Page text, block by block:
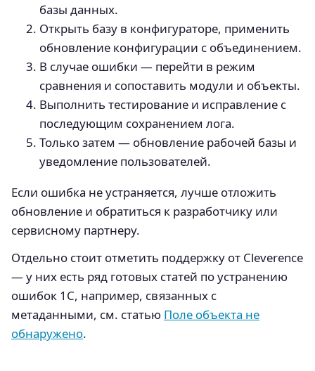
базы данных.
Открыть базу в конфигураторе, применить
обновление конфигурации с объединением.
В случае ошибки — перейти в режим
сравнения и сопоставить модули и объекты.
Выполнить тестирование и исправление с
последующим сохранением лога.
Только затем — обновление рабочей базы и
уведомление пользователей.
Если ошибка не устраняется, лучше отложить
обновление и обратиться к разработчику или
сервисному партнеру.
Отдельно стоит отметить поддержку от Cleverence
— у них есть ряд готовых статей по устранению
ошибок 1С, например, связанных с
метаданными, см. статью Поле объекта не
обнаружено.